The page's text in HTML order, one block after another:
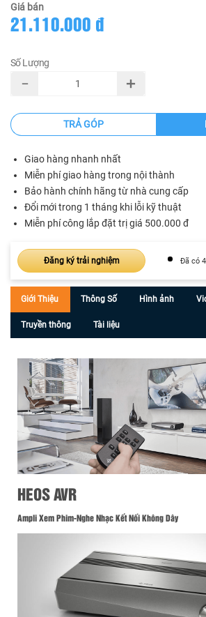
Giá bán
21.110.000 đ
Số Lượng
TRẢ GÓP
Giao hàng nhanh nhất
Miễn phí giao hàng trong nội thành
Bảo hành chính hãng từ nhà cung cấp
Đổi mới trong 1 tháng khi lỗi kỹ thuật
Miễn phí công lắp đặt trị giá 500.000 đ
Đăng ký trải nghiệm Đã có
Giới Thiệu Thông Số Hình ảnh
Truyền thông Tài liệu
HEOS AVR
Ampli Xem Phim-Nghe Nhạc Kết Nối Không Dây